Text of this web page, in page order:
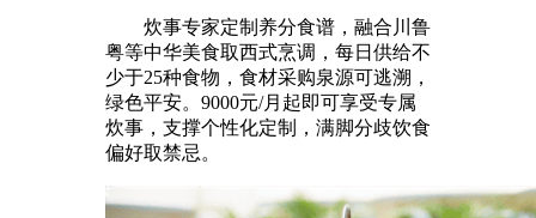
炊事专家定制养分食谱，融合川鲁
粤等中华美食取西式烹调，每日供给不
少于25种食物，食材采购泉源可逃溯，
绿色平安。9000元/月起即可享受专属
炊事，支撑个性化定制，满脚分歧饮食
偏好取禁忌。